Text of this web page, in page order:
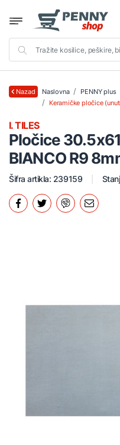
Nazad Naslovna PENNY plus
Keramičke pločice
Pločice
BIANCO R9
I. TILES
Šifra artikla: 239159